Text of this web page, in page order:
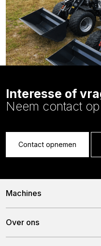
Interesse of
Neem contact op
Contact opnemen
Machines
Over ons